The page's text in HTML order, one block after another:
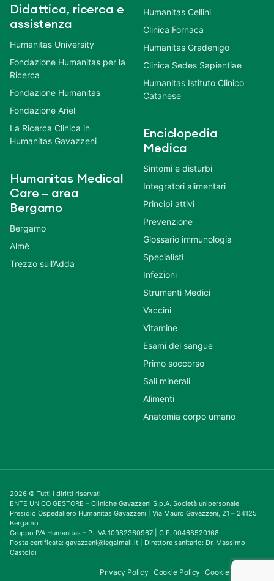
Didattica, ricerca e
assistenza
Humanitas University
Fondazione Humanitas per la
Ricerca
Fondazione Humanitas
Fondazione Ariel
La Ricerca Clinica in
Humanitas Gavazzeni
Humanitas Medical
Care – area
Bergamo
Bergamo
Almè
Trezzo sull’Adda
Humanitas Cellini
Clinica Fornaca
Humanitas Gradenigo
Clinica Sedes Sapientiae
Humanitas Istituto Clinico
Catanese
Enciclopedia
Medica
Sintomi e disturbi
Integratori alimentari
Principi attivi
Prevenzione
Glossario immunologia
Specialisti
Infezioni
Strumenti Medici
Vaccini
Vitamine
Esami del sangue
Primo soccorso
Sali minerali
Alimenti
Anatomia corpo umano
2026 © Tutti i diritti riservati
ENTE UNICO GESTORE – Cliniche Gavazzeni S.p.A. Società unipersonale
Presidio Ospedaliero Humanitas Gavazzeni | Via Mauro Gavazzeni, 21 – 24125
Bergamo
Gruppo IVA Humanitas – P. IVA 10982360967 | C.F. 00468520168
Posta certificata: gavazzeni@legalmail.it | Direttore sanitario: Dr. Massimo
Castoldi
Privacy Policy Cookie Policy Cookie Consent